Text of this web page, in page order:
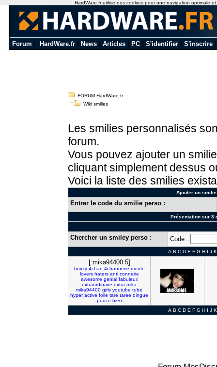
Forum HardWare.fr News Articles PC S'identifier S'inscrire
FORUM HardWare.fr
Wiki smilies
Les smilies personnalisés
forum.
Vous pouvez ajouter un
cliquant simplement dessus
Voici la liste des smilies
Ajouter un
Entrer le code du smilie perso :
Présentation sur 3
Chercher un smiley perso : Code :
A B C D E F G H I J K
[:mika94400:5]
boxxy 4chan 4channerie merde
lovers haters anti connerie
awesome genial fabuleux
extraordinaire extra mika
mika94400 girls youtube tube
hyper active folle tare taree dingue
pouce bien
A B C D E F G H I J K
HardWare.fr utilise des cookies pour une navigation optimale